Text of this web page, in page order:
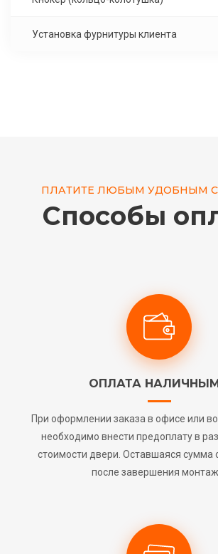
Установка фурнитуры клиента
ПЛАТИТЕ ЛЮБЫМ УДОБНЫМ
Способы
ОПЛАТА
При оформлении заказа в офисе или
необходимо внести предоплату в
стоимости двери. Оставшаяся сумма
после завершения